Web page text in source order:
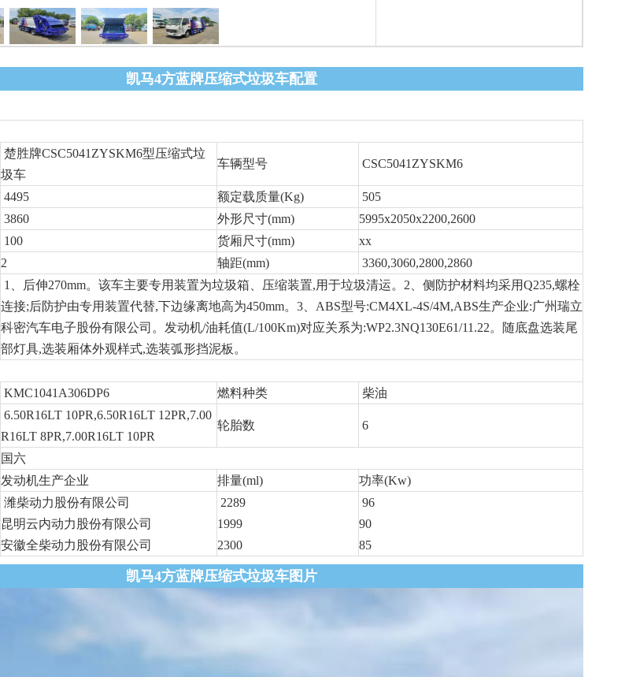
凯马4方蓝牌压缩式垃圾车配置
楚胜牌CSC5041ZYSKM6型压缩式垃
圾车
车辆型号 CSC5041ZYSKM6
4495 额定载质量(Kg)
505
3860 外形尺寸(mm)
5995x2050x2200,2600
100 货厢尺寸(mm)
xx
2 轴距(mm) 3360,3060,2800,2860
1、后伸270mm。该车主要专用装置为垃圾箱、压缩装置,用于垃圾清运。2、侧防护材料均采用Q235,螺栓
连接;后防护由专用装置代替,下边缘离地高为450mm。3、ABS型号:CM4XL-4S/4M,ABS生产企业:广州瑞立
科密汽车电子股份有限公司。发动机/油耗值(L/100Km)对应关系为:WP2.3NQ130E61/11.22。随底盘选装尾
部灯具,选装厢体外观样式,选装弧形挡泥板。
KMC1041A306DP6 燃料种类 柴油
6.50R16LT 10PR,6.50R16LT 12PR,7.00
R16LT 8PR,7.00R16LT 10PR
轮胎数 6
国六
发动机生产企业 排量(ml)
功率(Kw)
潍柴动力股份有限公司
昆明云内动力股份有限公司
安徽全柴动力股份有限公司
2289
1999
2300
96
90
85
凯马4方蓝牌压缩式垃圾车图片